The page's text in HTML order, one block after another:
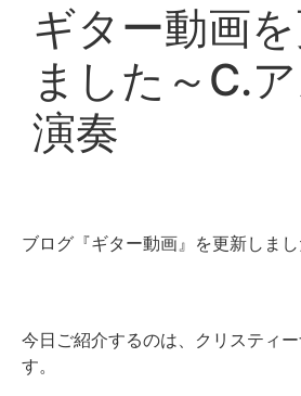
ギター動画
ました～C.
演奏
ブログ『ギター動画』を更新しまし
今日ご紹介するのは、クリスティ
す。